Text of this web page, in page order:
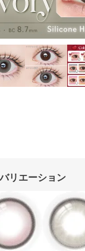
リエーション